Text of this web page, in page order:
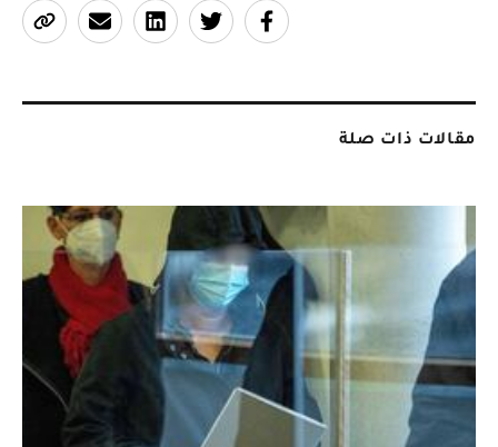
مقالات ذات صلة